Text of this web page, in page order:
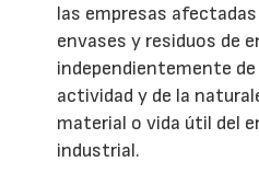
las empresas
envases y residuos de
independientemente
actividad y de la
material o vida útil del
industrial.